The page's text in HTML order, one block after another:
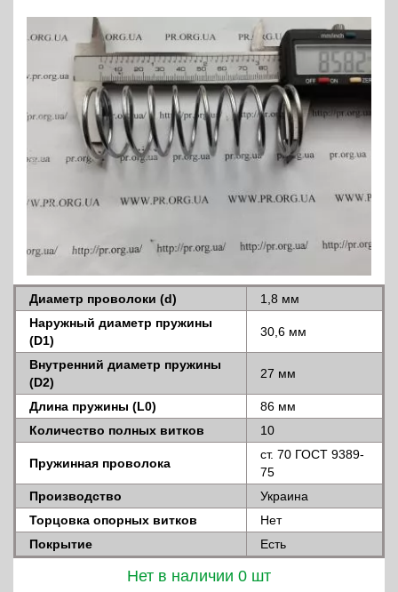
Диаметр проволоки (d)
1,8 мм
Наружный диаметр пружины
(D1)
30,6 мм
Внутренний диаметр пружины
(D2)
27 мм
Длина пружины (L0)
86 мм
Количество полных витков
10
Пружинная проволока
ст. 70 ГОСТ 9389-
75
Производство
Украина
Торцовка опорных витков
Нет
Покрытие
Есть
Нет в наличии 0 шт